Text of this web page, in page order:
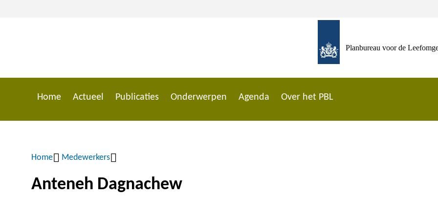
inhoud
Planbureau voor de
Home Actueel Publicaties Onderwerpen Agenda Over het PBL
Kruimelpad
Home Medewerkers
Anteneh Dagnachew